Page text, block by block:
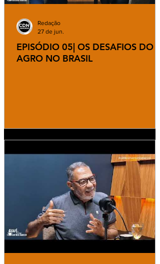
EPISÓDIO 05| OS DESAFIOS DO
AGRO NO BRASIL
Redação
27 de jun.